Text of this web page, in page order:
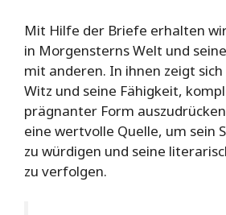
Mit Hilfe der Briefe erhalten
in Morgensterns Welt und
mit anderen. In ihnen zeigt
Witz und seine Fähigkeit,
prägnanter Form
eine wertvolle Quelle, um sein
zu würdigen und seine
zu verfolgen.